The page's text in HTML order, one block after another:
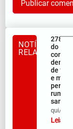
NOTÍCIAS
RELACIONADAS
278ª
do
de fé,
e
rumo ao
qui/08/
Leia